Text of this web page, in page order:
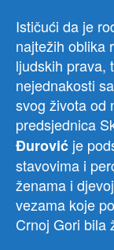
Ističući da je
najtežih oblika
ljudskih prava,
nejednakosti
svog života od
predsjednica
Đurović je
stavovima i
ženama i
vezama koje
Crnoj Gori bila